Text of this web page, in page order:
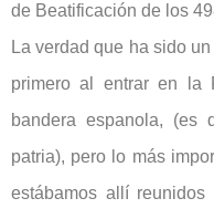
de Beatificación de los
La verdad que ha sido
primero al entrar en la
bandera espanola,
patria), pero lo más
estábamos allí